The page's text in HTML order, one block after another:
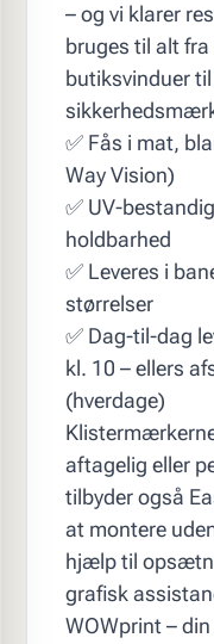
– og vi klarer
bruges til alt
butiksvinduer
✅ Fås i mat,
Way Vision)
✅ UV-
holdbarhed
✅ Leveres i
størrelser
✅ Dag-til-dag
kl. 10 – ellers
(hverdage)
aftagelig eller
tilbyder også
at montere
hjælp til
grafisk
WOWprint –